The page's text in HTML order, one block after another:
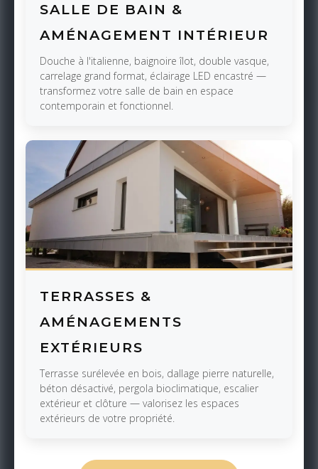
SALLE DE BAIN &
AMÉNAGEMENT INTÉRIEUR
Douche à l'italienne, baignoire îlot, double vasque,
carrelage grand format, éclairage LED encastré —
transformez votre salle de bain en espace
contemporain et fonctionnel.
TERRASSES &
AMÉNAGEMENTS
EXTÉRIEURS
Terrasse surélevée en bois, dallage pierre naturelle,
béton désactivé, pergola bioclimatique, escalier
extérieur et clôture — valorisez les espaces
extérieurs de votre propriété.